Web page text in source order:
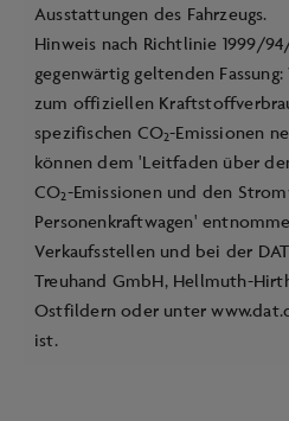
Ausstattungen des Fahrzeugs.
Hinweis nach Richtlinie 1999/
gegenwärtig geltenden
zum offiziellen
spezifischen CO2-Emissionen
können dem 'Leitfaden über
CO2-Emissionen und den
Personenkraftwagen'
Verkaufsstellen und bei der
Treuhand GmbH, Hellmuth-
Ostfildern oder unter
ist.